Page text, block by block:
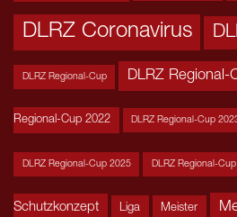
DLRZ Coronavirus
DLRZ Regional-Cup DLRZ Regional-
Regional-Cup 2022 DLRZ Regional-Cup
DLRZ Regional-Cup 2025 DLRZ Regional-
Schutzkonzept Liga Meister